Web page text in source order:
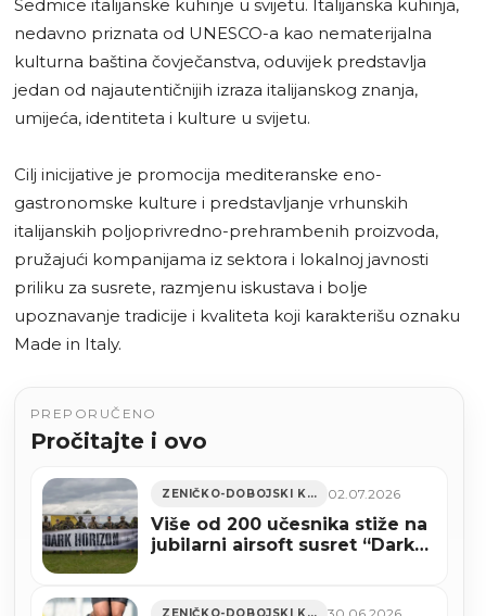
Sedmice italijanske kuhinje u svijetu. Italijanska kuhinja,
nedavno priznata od UNESCO-a kao nematerijalna
kulturna baština čovječanstva, oduvijek predstavlja
jedan od najautentičnijih izraza italijanskog znanja,
umijeća, identiteta i kulture u svijetu.
Cilj inicijative je promocija mediteranske eno-
gastronomske kulture i predstavljanje vrhunskih
italijanskih poljoprivredno-prehrambenih proizvoda,
pružajući kompanijama iz sektora i lokalnoj javnosti
priliku za susrete, razmjenu iskustava i bolje
upoznavanje tradicije i kvaliteta koji karakterišu oznaku
Made in Italy.
PREPORUČENO
Pročitajte i ovo
ZENIČKO-DOBOJSKI KANTON 02.07.2026
Više od 200 učesnika stiže na
jubilarni airsoft susret “Dark